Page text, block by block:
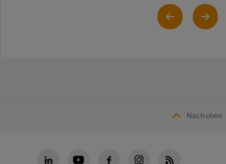
Nach oben